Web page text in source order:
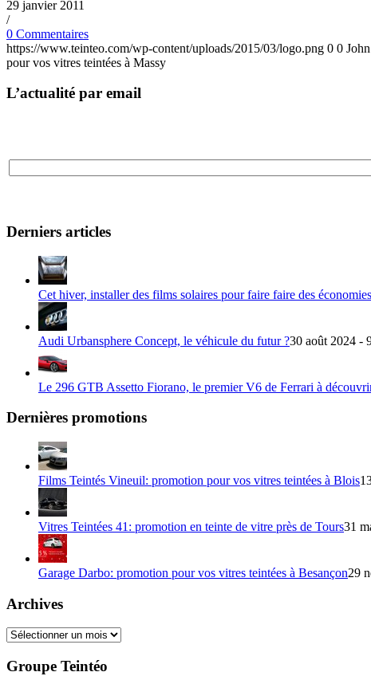
29 janvier 2011
/
0 Commentaires
https://www.teinteo.com/wp-content/uploads/2015/03/logo.png 0 0
pour vos vitres teintées à Massy
L’actualité par email
Derniers articles
Cet hiver, installer des films solaires pour faire faire des
Audi Urbansphere Concept, le véhicule du futur ?30 août 2024 -
Le 296 GTB Assetto Fiorano, le premier V6 de Ferrari à
Dernières promotions
Films Teintés Vineuil: promotion pour vos vitres teintées à Blois
Vitres Teintées 41: promotion en teinte de vitre près de Tours31
Garage Darbo: promotion pour vos vitres teintées à Besançon29
Archives
Archives
Groupe Teintéo